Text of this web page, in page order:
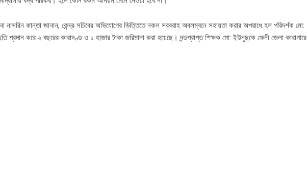
নাসরিন কান্তা জানান, কেন্দ্র সচিবের অভিযোগের ভিত্তিতে নকল সরবরাহ অবলম্বনে সহায়তা করার অপরাধে হল পরিদর্শক মো:
প্রদান করে ২ বছরের কারাদণ্ড ও ১ হাজার টাকা জরিমানা করা হয়েছে। দন্ডপ্রাপ্ত শিক্ষক মো: ইউনুছকে ফেনী জেলা কারাগারে